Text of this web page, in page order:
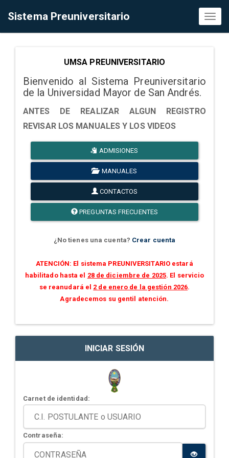
Sistema Preuniversitario
UMSA PREUNIVERSITARIO
Bienvenido al Sistema Preuniversitario
de la Universidad Mayor de San Andrés.
ANTES DE REALIZAR ALGUN REGISTRO
REVISAR LOS MANUALES Y LOS VIDEOS
ADMISIONES
MANUALES
CONTACTOS
PREGUNTAS FRECUENTES
¿No tienes una cuenta? Crear cuenta
ATENCIÓN: El sistema PREUNIVERSITARIO estará
habilitado hasta el 28 de diciembre de 2025. El servicio
se reanudará el 2 de enero de la gestión 2026.
Agradecemos su gentil atención.
INICIAR SESIÓN
Carnet de identidad:
Contraseña: